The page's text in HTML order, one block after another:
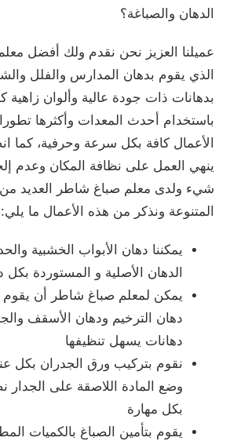
أفضل معلم صباغ شاطر،
والشركات جميعها
زاهية كما يقوم
تطورا في إنجاز
كما انه يحرص بعد ان
وعدم إلحاق الضرر بأي
من الأعمال
ما يلي:
والحديدية بأجود أنواع
بكل دقة وعناية
يقوم بدهان الجير و
والجدران بأنواع
بكل عناية ودقة بعد
الجدار نضع ورق الجدران
المطلوبة التي يريدها